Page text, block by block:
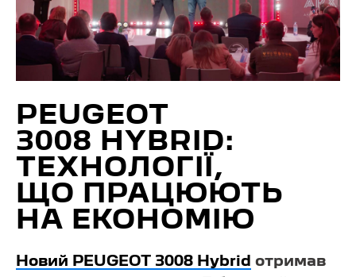
PEUGEOT
3008 HYBRID:
ТЕХНОЛОГІЇ,
ЩО ПРАЦЮЮТЬ
НА ЕКОНОМІЮ
Новий PEUGEOT 3008 Hybrid отримав